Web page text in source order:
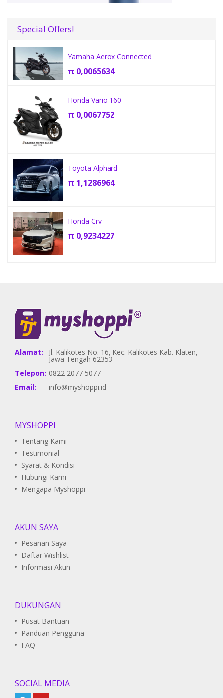
Special Offers!
Yamaha Aerox Connected
π 0,0065634
Honda Vario 160
π 0,0067752
Toyota Alphard
π 1,1286964
Honda Crv
π 0,9234227
Alamat: Jl. Kalikotes No. 16, Kec. Kalikotes Kab. Klaten,
Jawa Tengah 62353
Telepon: 0822 2077 5077
Email:
info@myshoppi.id
MYSHOPPI
Tentang Kami
Testimonial
Syarat & Kondisi
Hubungi Kami
Mengapa Myshoppi
AKUN SAYA
Pesanan Saya
Daftar Wishlist
Informasi Akun
DUKUNGAN
Pusat Bantuan
Panduan Pengguna
FAQ
SOCIAL MEDIA